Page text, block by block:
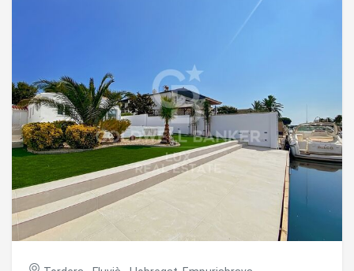
in einem ruhigen Hafen, unweit von der Hafenausfahrt